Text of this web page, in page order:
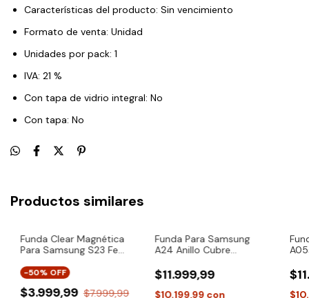
Características del producto: Sin vencimiento
Formato de venta: Unidad
Unidades por pack: 1
IVA: 21 %
Con tapa de vidrio integral: No
Con tapa: No
Productos similares
Funda Clear Magnética
Para Samsung S23 Fe
-50% OFF
$3.999,99 $7.999,99
Funda Para Samsung
A24 Anillo Cubre
$11.999,99
$10.199,99 con